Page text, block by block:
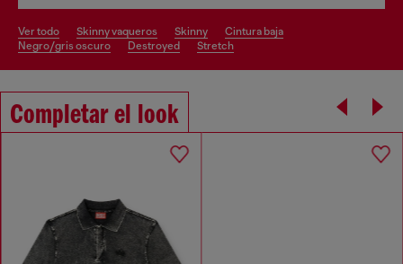
ver todo skinny vaqueros skinny
cintura baja
negro/gris oscuro
destroyed stretch
Completar el look